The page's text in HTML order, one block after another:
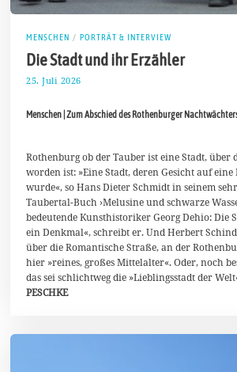
MENSCHEN / PORTRÄT & INTERVIEW
Die Stadt und ihr Erzähler
25. Juli 2026
u
t
2
0
2
Menschen | Zum Abschied des Rothenburger
Rothenburg ob der Tauber ist eine Stadt, über
worden ist: »Eine Stadt, deren Gesicht auf eine
wurde«, so Hans Dieter Schmidt in seinem
Taubertal-Buch ›Melusine und schwarze
bedeutende Kunsthistoriker Georg Dehio: Die
ein Denkmal«, schreibt er. Und Herbert
über die Romantische Straße, an der
hier »reines, großes Mittelalter«. Oder, noch
das sei schlichtweg die »Lieblingsstadt der
PESCHKE